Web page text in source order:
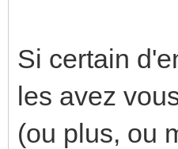
Si certain
les avez
(ou plus, ou